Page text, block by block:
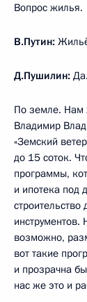
Вопрос жилья.
В.Путин:
Д.Пушилин: Да.
По земле. Нам
Владимир
«Земский
до 15 соток.
программы,
и ипотека под
инструментов.
возможно,
вот такие
и прозрачна
нас же это и